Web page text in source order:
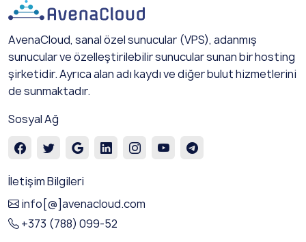
AvenaCloud, sanal özel sunucular (VPS), adanmış
sunucular ve özelleştirilebilir sunucular sunan bir hosting
şirketidir. Ayrıca alan adı kaydı ve diğer bulut hizmetlerini
de sunmaktadır.
Sosyal Ağ
İletişim Bilgileri
info[@]avenacloud.com
+373 (788) 099-52